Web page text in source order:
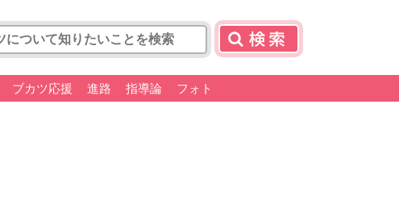
ブカツ応援 進路 指導論 フォト